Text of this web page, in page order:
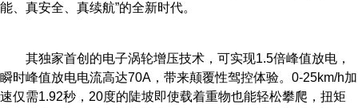
能、真安全、真续航”的全新时代。
其独家首创的电子涡轮增压技术，可实现1.5倍峰值放电，
瞬时峰值放电电流高达70A，带来颠覆性驾控体验。0-25km/h加
速仅需1.92秒，20度的陡坡即使载着重物也能轻松攀爬，扭矩